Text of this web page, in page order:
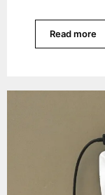
Read more